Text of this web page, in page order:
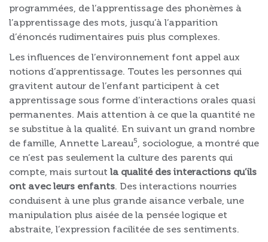
programmées, de l’apprentissage des phonèmes à
l’apprentissage des mots, jusqu’à l’apparition
d’énoncés rudimentaires puis plus complexes.
Les influences de l’environnement font appel aux
notions d’apprentissage. Toutes les personnes qui
gravitent autour de l’enfant participent à cet
apprentissage sous forme d’interactions orales quasi
permanentes. Mais attention à ce que la quantité ne
se substitue à la qualité. En suivant un grand nombre
de famille, Annette Lareau5
, sociologue, a montré que
ce n’est pas seulement la culture des parents qui
compte, mais surtout la qualité des interactions qu’ils
ont avec leurs enfants. Des interactions nourries
conduisent à une plus grande aisance verbale, une
manipulation plus aisée de la pensée logique et
abstraite, l’expression facilitée de ses sentiments.